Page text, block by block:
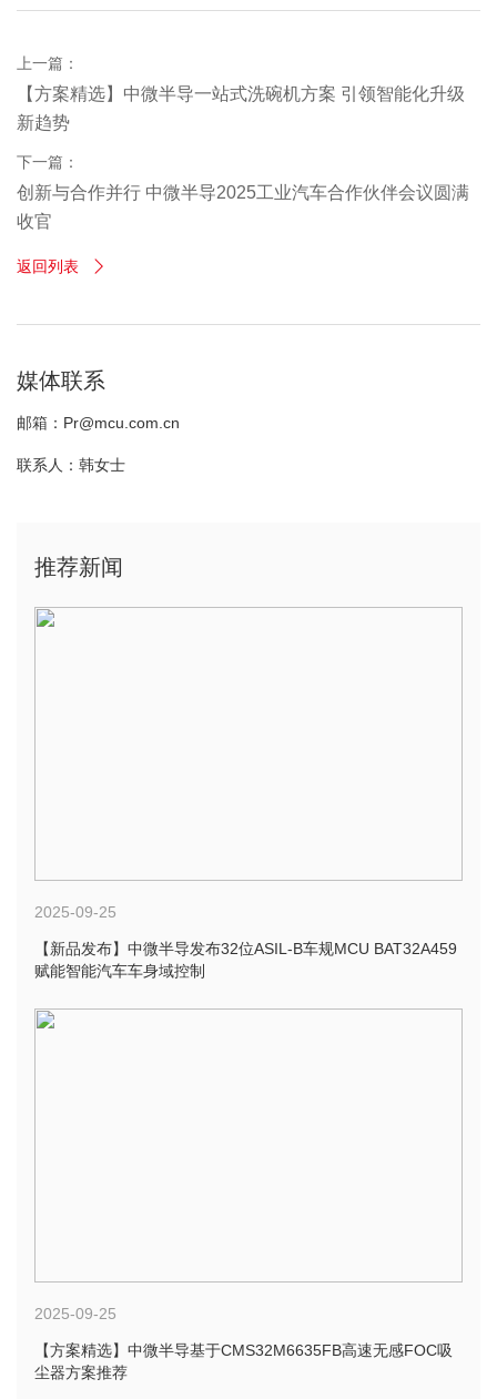
上一篇：
【方案精选】中微半导一站式洗碗机方案 引领智能化升级
新趋势
下一篇：
创新与合作并行 中微半导2025工业汽车合作伙伴会议圆满
收官
返回列表 
媒体联系
邮箱：Pr@mcu.com.cn
联系人：韩女士
推荐新闻
2025-09-25
【新品发布】中微半导发布32位ASIL-B车规MCU BAT32A459
赋能智能汽车车身域控制
2025-09-25
【方案精选】中微半导基于CMS32M6635FB高速无感FOC吸
尘器方案推荐